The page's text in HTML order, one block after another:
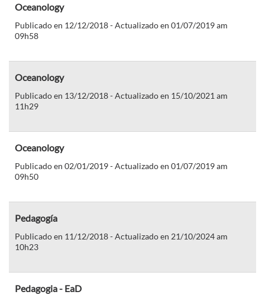
Oceanology
Publicado en 12/12/2018 - Actualizado en 01/07/2019 am
09h58
Oceanology
Publicado en 13/12/2018 - Actualizado en 15/10/2021 am
11h29
Oceanology
Publicado en 02/01/2019 - Actualizado en 01/07/2019 am
09h50
Pedagogía
Publicado en 11/12/2018 - Actualizado en 21/10/2024 am
10h23
Pedagogia - EaD